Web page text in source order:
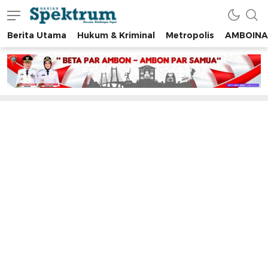
spektrumonline.com
Berita Utama Hukum & Kriminal Metropolis AMBOINA